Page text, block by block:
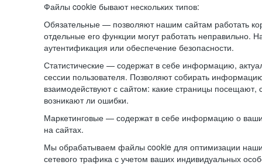
Файлы cookie бывают нескольких типов:
Обязательные — позволяют нашим сайтам работать
отдельные его функции могут работать неправильно.
аутентификация или обеспечение безопасности.
Статистические — содержат в себе информацию,
сессии пользователя. Позволяют собирать
взаимодействуют с сайтом: какие страницы посещают,
возникают ли ошибки.
Маркетинговые — содержат в себе информацию о
на сайтах.
Мы обрабатываем файлы cookie для оптимизации
сетевого трафика с учетом ваших индивидуальных